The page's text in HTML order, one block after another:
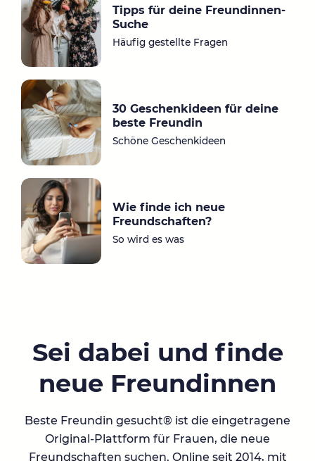
a
ok
Tipps für deine Freundinnen-
Suche
Häufig gestellte Fragen
30 Geschenkideen für deine
beste Freundin
Schöne Geschenkideen
Wie finde ich neue
Freundschaften?
So wird es was
Sei dabei und finde
neue Freundinnen
Beste Freundin gesucht® ist die eingetragene
Original-Plattform für Frauen, die neue
Freundschaften suchen. Online seit 2014, mit